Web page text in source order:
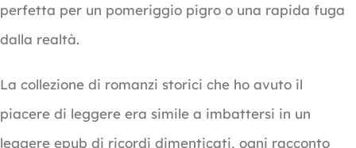
perfetta per un pomeriggio pigro o una rapida fuga
dalla realtà.
La collezione di romanzi storici che ho avuto il
piacere di leggere era simile a imbattersi in un
leggere epub di ricordi dimenticati, ogni racconto